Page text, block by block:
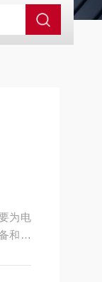
为电
和检